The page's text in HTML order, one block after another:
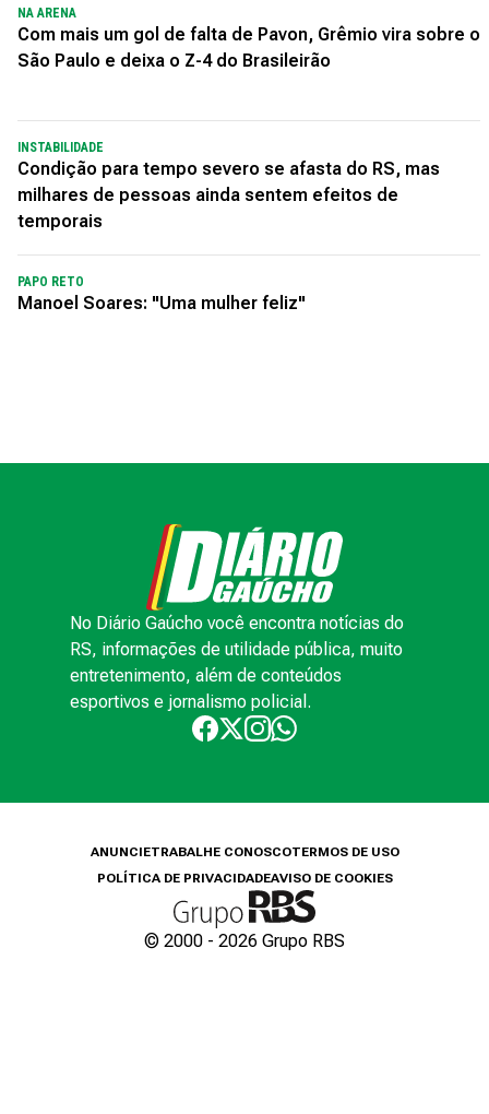
NA ARENA
Com mais um gol de falta de Pavon, Grêmio vira sobre o
São Paulo e deixa o Z-4 do Brasileirão
INSTABILIDADE
Condição para tempo severo se afasta do RS, mas
milhares de pessoas ainda sentem efeitos de
temporais
PAPO RETO
Manoel Soares: "Uma mulher feliz"
No Diário Gaúcho você encontra notícias do
RS, informações de utilidade pública, muito
entretenimento, além de conteúdos
esportivos e jornalismo policial.
ANUNCIETRABALHE CONOSCOTERMOS DE USO
POLÍTICA DE PRIVACIDADEAVISO DE COOKIES
© 2000 - 2026 Grupo RBS